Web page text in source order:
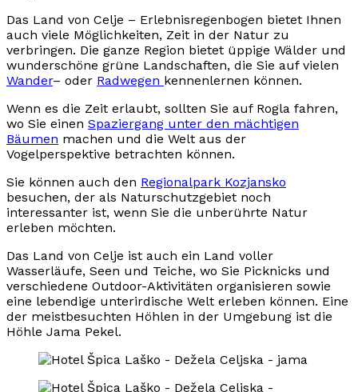
Das Land von Celje – Erlebnisregenbogen bietet Ihnen
auch viele Möglichkeiten, Zeit in der Natur zu
verbringen. Die ganze Region bietet üppige Wälder und
wunderschöne grüne Landschaften, die Sie auf vielen
Wander– oder Radwegen kennenlernen können.
Wenn es die Zeit erlaubt, sollten Sie auf Rogla fahren,
wo Sie einen Spaziergang unter den mächtigen
Bäumen machen und die Welt aus der
Vogelperspektive betrachten können.
Sie können auch den Regionalpark Kozjansko
besuchen, der als Naturschutzgebiet noch
interessanter ist, wenn Sie die unberührte Natur
erleben möchten.
Das Land von Celje ist auch ein Land voller
Wasserläufe, Seen und Teiche, wo Sie Picknicks und
verschiedene Outdoor-Aktivitäten organisieren sowie
eine lebendige unterirdische Welt erleben können. Eine
der meistbesuchten Höhlen in der Umgebung ist die
Höhle Jama Pekel.